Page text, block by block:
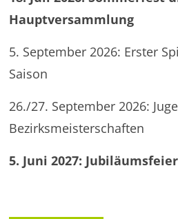
Hauptversammlung
5. September 2026: Erster
Saison
26./27. September 2026:
Bezirksmeisterschaften
5. Juni 2027: Jubiläumsfeier